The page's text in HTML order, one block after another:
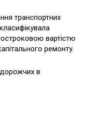
транспортних
вартістю
ремонту.
в